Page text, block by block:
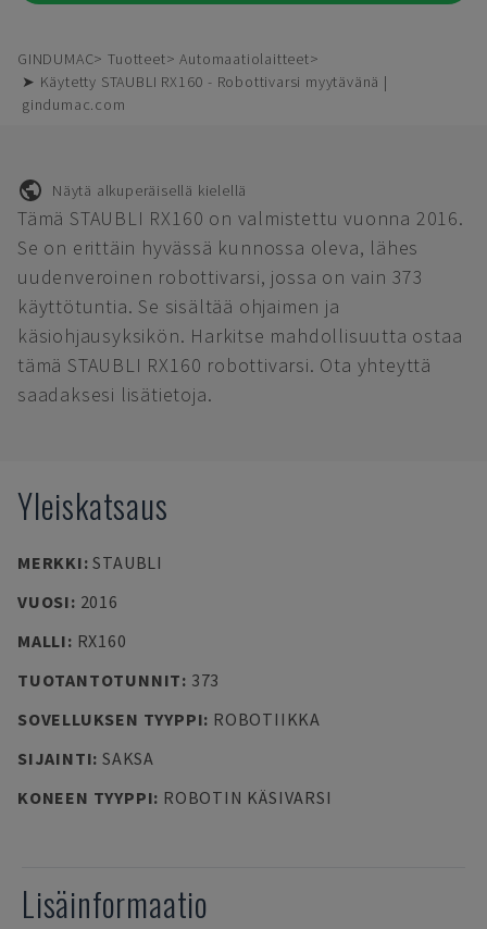
GINDUMAC Tuotteet
Automaatiolaitteet
➤ Käytetty STAUBLI RX160 - Robottivarsi myytävänä |
gindumac.com
Näytä alkuperäisellä kielellä
Tämä STAUBLI RX160 on valmistettu vuonna 2016.
Se on erittäin hyvässä kunnossa oleva, lähes
uudenveroinen robottivarsi, jossa on vain 373
käyttötuntia. Se sisältää ohjaimen ja
käsiohjausyksikön. Harkitse mahdollisuutta ostaa
tämä STAUBLI RX160 robottivarsi. Ota yhteyttä
saadaksesi lisätietoja.
Yleiskatsaus
MERKKI:STAUBLI
VUOSI: 2016
MALLI: RX160
TUOTANTOTUNNIT: 373
SOVELLUKSEN TYYPPI: ROBOTIIKKA
SIJAINTI: SAKSA
KONEEN TYYPPI: ROBOTIN KÄSIVARSI
Lisäinformaatio